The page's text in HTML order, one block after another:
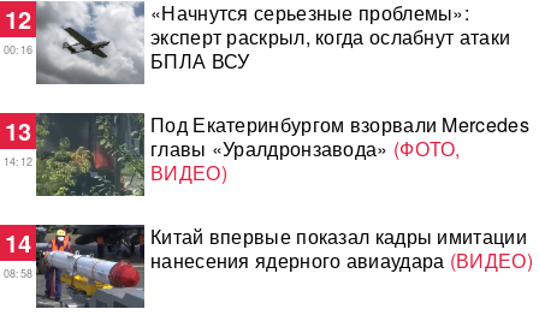
12
00:16
«Начнутся серьезные проблемы»:
эксперт раскрыл, когда ослабнут атаки
БПЛА ВСУ
13
14:12
Под Екатеринбургом взорвали Mercedes
главы «Уралдронзавода» (ФОТО,
ВИДЕО)
14
08:58
Китай впервые показал кадры имитации
нанесения ядерного авиаудара (ВИДЕО)